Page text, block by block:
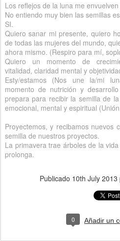
Los reflejos de la luna me
No entiendo muy bien las semillas
SI.
Quiero sanar mi presente, quiero
de todas las mujeres del mundo,
ahora mismo. (Respiro para mí,
Quiero un momento de
vitalidad, claridad mental y
Esty/estamos (Nos une la/mi
momento de nutrición y
prepara para recibir la semilla de
emocional, mental y espiritual
Proyectemos, y recibamos nuevos
semilla de nuestros proyectos.
La primavera trae árboles de la
prolonga.
Publicado 10th July 2013
0 Añadir un